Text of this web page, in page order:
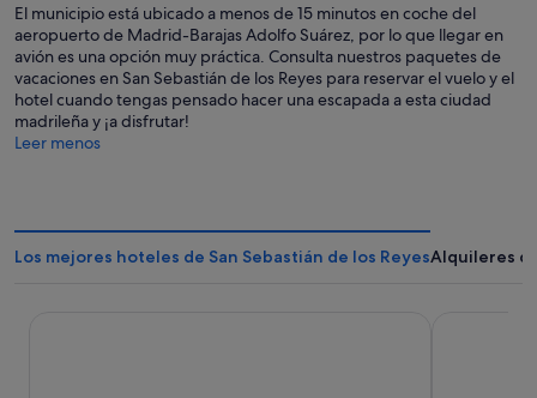
El municipio está ubicado a menos de 15 minutos en coche del
aeropuerto de Madrid-Barajas Adolfo Suárez, por lo que llegar en
avión es una opción muy práctica. Consulta nuestros paquetes de
vacaciones en San Sebastián de los Reyes para reservar el vuelo y el
hotel cuando tengas pensado hacer una escapada a esta ciudad
madrileña y ¡a disfrutar!
Leer menos
Los mejores hoteles de San Sebastián de los ReyesAlquileres